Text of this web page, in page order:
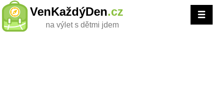
VenKaždýDen.cz
na výlet s dětmi jdem